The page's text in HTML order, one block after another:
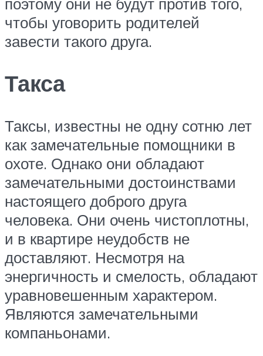
чтобы уговорить родителей
завести такого друга.
Такса
Таксы, известны не одну сотню лет
как замечательные помощники в
охоте. Однако они обладают
замечательными достоинствами
настоящего доброго друга
человека. Они очень чистоплотны,
и в квартире неудобств не
доставляют. Несмотря на
энергичность и смелость, обладают
уравновешенным характером.
Являются замечательными
компаньонами.